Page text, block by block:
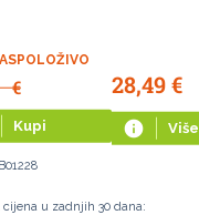
€ 28,49€
Kupi info Više
cijena u zadnjih 30 dana: